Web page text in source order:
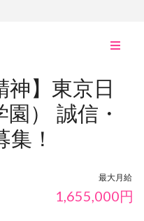
ナ
神】東京日
） 誠信・
！
最大月給
1,655,000円